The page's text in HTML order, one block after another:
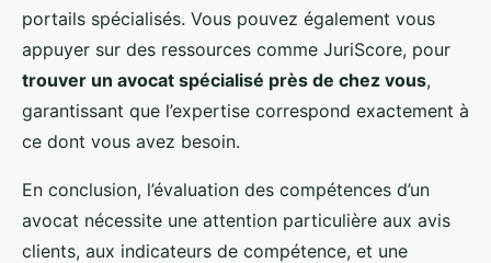
portails spécialisés. Vous pouvez également vous
appuyer sur des ressources comme JuriScore, pour
trouver un avocat spécialisé près de chez vous,
garantissant que l’expertise correspond exactement à
ce dont vous avez besoin.
En conclusion, l’évaluation des compétences d’un
avocat nécessite une attention particulière aux avis
clients, aux indicateurs de compétence, et une